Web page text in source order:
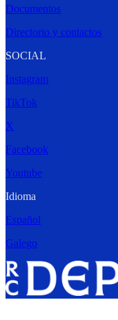
Documentos
Directorio y contactos
SOCIAL
Instagram
TikTok
X
Facebook
Youtube
Idioma
Español
Galego